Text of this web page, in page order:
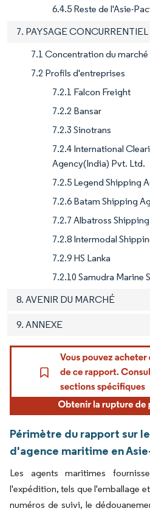
6.4.5 Reste de l'Asie-
7. PAYSAGE CONCURRENTIEL
7.1 Concentration du marché
7.2 Profils d'entreprises
7.2.1 Falcon Freight
7.2.2 Bansar
7.2.3 Sinotrans
7.2.4 International
Agency(India) Pvt. Ltd.
7.2.5 Legend Shipping
7.2.6 Batam Shipping
7.2.7 Albatross
7.2.8 Intermodal
7.2.9 HS Lanka
7.2.10 Samudra Marine
8. AVENIR DU MARCHÉ
9. ANNEXE
Périmètre du rapport sur
d'agence maritime en
Les agents maritimes
l'expédition, tels que l'emballage
numéros de suivi, le